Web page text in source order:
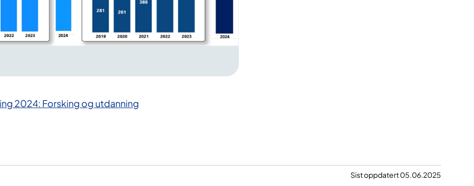
2024: Forsking og utdanning
Sist oppdatert 05.06.2025